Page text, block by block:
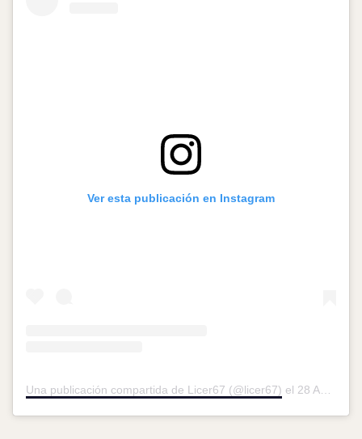
Ver esta publicación en Instagram
Una publicación compartida de Licer67 (@licer67) el 28 Ago, 2019 a las 12:10 PDT